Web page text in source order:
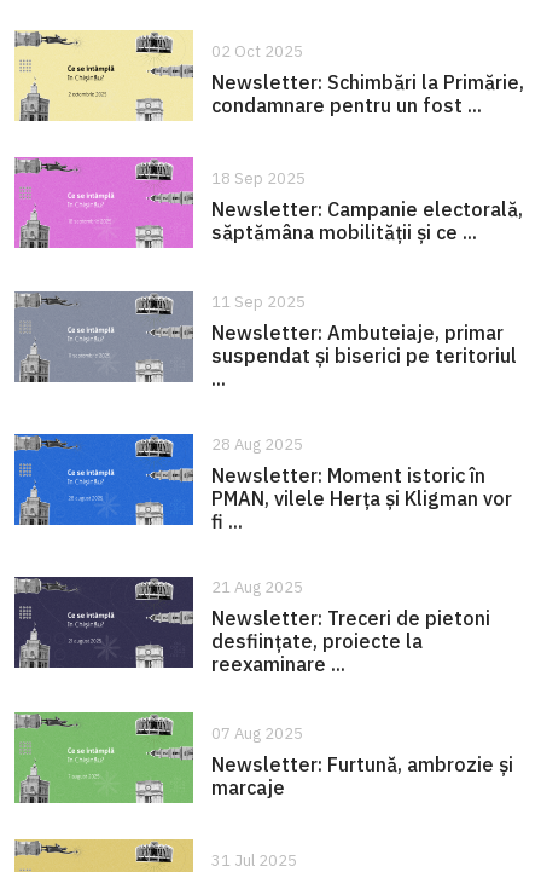
02 Oct 2025
Newsletter: Schimbări la Primărie,
condamnare pentru un fost ...
18 Sep 2025
Newsletter: Campanie electorală,
săptămâna mobilității și ce ...
11 Sep 2025
Newsletter: Ambuteiaje, primar
suspendat și biserici pe teritoriul
...
28 Aug 2025
Newsletter: Moment istoric în
PMAN, vilele Herța și Kligman vor
fi ...
21 Aug 2025
Newsletter: Treceri de pietoni
desființate, proiecte la
reexaminare ...
07 Aug 2025
Newsletter: Furtună, ambrozie și
marcaje
31 Jul 2025